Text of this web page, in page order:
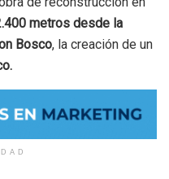
metros desde la
Bosco, la creación de un